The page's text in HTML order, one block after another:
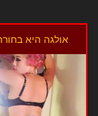
אולגה היא